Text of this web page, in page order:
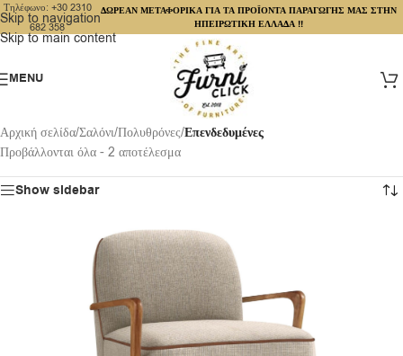
Skip to navigation
Skip to main content
Τηλέφωνο: +30 2310
682 358
ΔΩΡΕΑΝ ΜΕΤΑΦΟΡΙΚΑ ΓΙΑ ΤΑ ΠΡΟΪΟΝΤΑ ΠΑΡΑΓΩΓΗΣ ΜΑΣ ΣΤΗΝ
ΗΠΕΙΡΩΤΙΚΗ ΕΛΛΑΔΑ !!
MENU
Αρχική σελίδα/Σαλόνι/Πολυθρόνες/Επενδεδυμένες
Προβάλλονται όλα - 2 αποτέλεσμα
Show sidebar